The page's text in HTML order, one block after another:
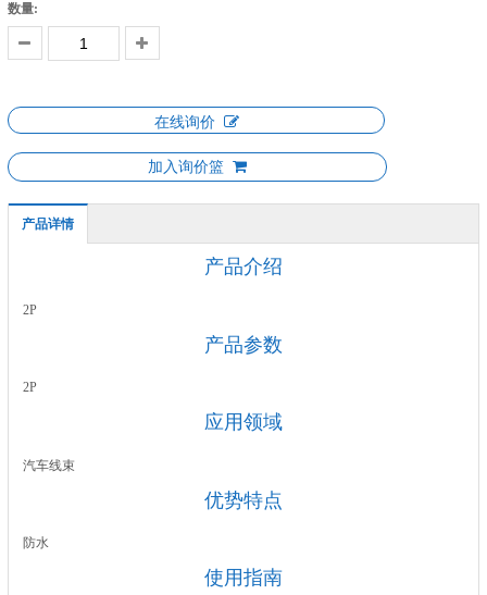
数量:
在线询价
加入询价篮
产品详情
产品介绍
2P
产品参数
2P
应用领域
汽车线束
优势特点
防水
使用指南